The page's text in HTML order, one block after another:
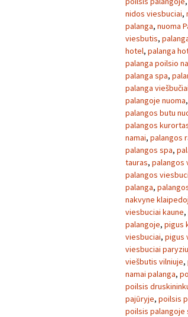
nidos viesbuciai,
palanga, nuoma
viesbutis,
hotel, palanga
palanga poilsio
palanga spa,
palanga viešbučiai
palangoje nuoma,
palangos butu
palangos
namai, palangos
palangos spa,
tauras, palangos
palangos
palanga,
nakvyne
viesbuciai kaune,
palangoje, pigus
viesbuciai, pigus
viesbuciai
viešbutis vilniuje,
namai palanga,
poilsis
pajūryje, poilsis
poilsis palangoje